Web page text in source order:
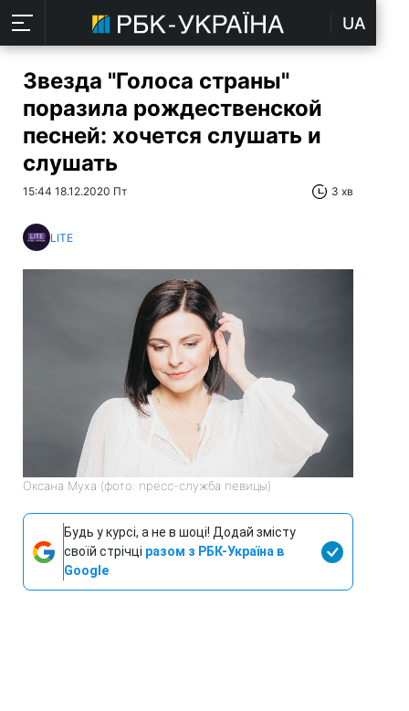
UA
Звезда "Голоса страны"
поразила рождественской
песней: хочется слушать и
слушать
15:44 18.12.2020 Пт 3 хв
LITE
Оксана Муха (фото: пресс-служба певицы)
Будь у курсі, а не в шоці! Додай змісту
своїй стрічці разом з РБК-Україна в
Google